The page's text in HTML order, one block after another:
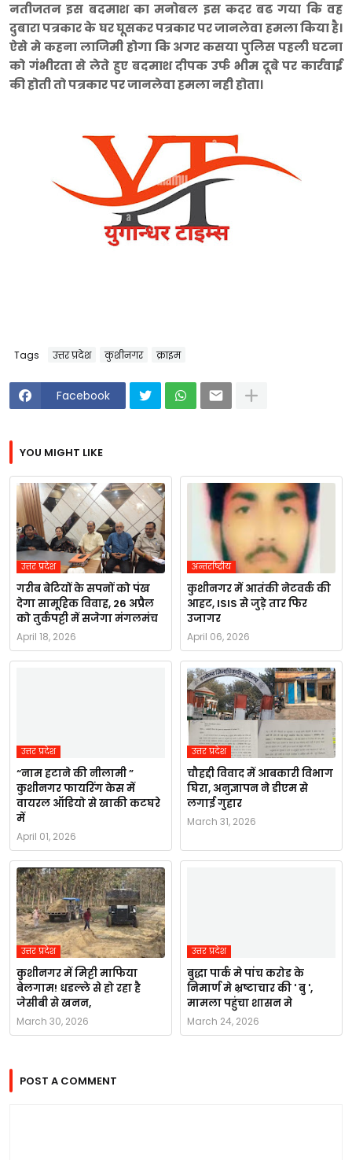
नतीजतन इस बदमाश का मनोबल इस कदर बढ गया कि वह
दुबारा पत्रकार के घर घूसकर पत्रकार पर जानलेवा हमला किया है।
ऐसे मे कहना लाजिमी होगा कि अगर कसया पुलिस पहली घटना
को गंभीरता से लेते हुए बदमाश दीपक उर्फ भीम दूबे पर कार्रवाई
की होती तो पत्रकार पर जानलेवा हमला नही होता।
Tags उत्तर प्रदेश कुशीनगर क्राइम
Facebook
YOU MIGHT LIKE
उत्तर प्रदेश
गरीब बेटियों के सपनों को पंख
देगा सामूहिक विवाह, 26 अप्रैल
को तुर्कपट्टी में सजेगा मंगलमंच
April 18, 2026
अन्तर्राष्ट्रीय
कुशीनगर में आतंकी नेटवर्क की
आहट, ISIS से जुड़े तार फिर
उजागर
April 06, 2026
उत्तर प्रदेश
“नाम हटाने की नीलामी ”
कुशीनगर फायरिंग केस में
वायरल ऑडियो से खाकी कटघरे
में
April 01, 2026
उत्तर प्रदेश
चौहद्दी विवाद में आबकारी विभाग
घिरा, अनुज्ञापन ने डीएम से
लगाई गुहार
March 31, 2026
उत्तर प्रदेश
कुशीनगर में मिट्टी माफिया
बेलगाम! धडल्ले से हो रहा है
जेसीबी से खनन,
March 30, 2026
उत्तर प्रदेश
बुद्धा पार्क मे पांच करोड के
निमार्ण मे भ्रष्टाचार की ' बु ',
मामला पहुंचा शासन मे
March 24, 2026
POST A COMMENT